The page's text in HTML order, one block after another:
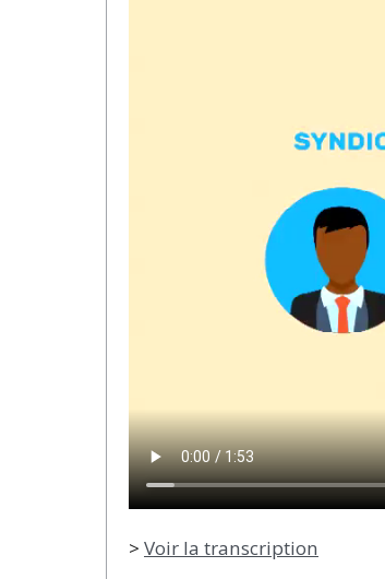
> Voir la transcription